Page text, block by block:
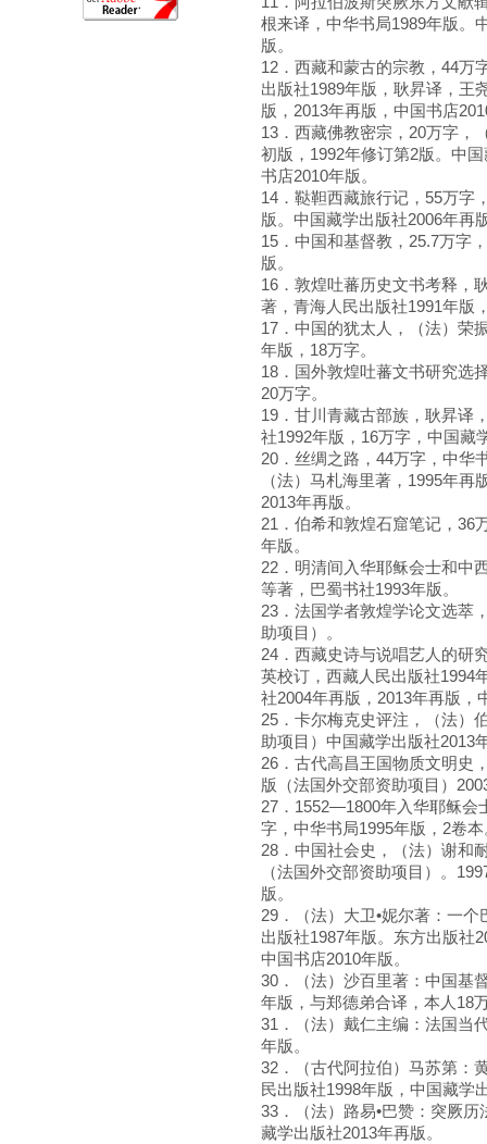
根来译，中华书局1989年版。
版。
12．西藏和蒙古的宗教，44万
出版社1989年版，耿昇译，王
版，2013年再版，中国书店
13．西藏佛教密宗，20万字，
初版，1992年修订第2版。中
书店2010年版。
14．鞑靼西藏旅行记，55万字
版。中国藏学出版社2006年再
15．中国和基督教，25.7万字
版。
16．敦煌吐蕃历史文书考释，
著，青海人民出版社1991年版
17．中国的犹太人，（法）荣
年版，18万字。
18．国外敦煌吐蕃文书研究选
20万字。
19．甘川青藏古部族，耿昇译
社1992年版，16万字，中国藏
20．丝绸之路，44万字，中华
（法）马札海里著，1995年
2013年再版。
21．伯希和敦煌石窟笔记，36
年版。
22．明清间入华耶稣会士和中
等著，巴蜀书社1993年版。
23．法国学者敦煌学论文选萃
助项目）。
24．西藏史诗与说唱艺人的研
英校订，西藏人民出版社1994
社2004年再版，2013年再版，
25．卡尔梅克史评注，（法）
助项目）中国藏学出版社2013
26．古代高昌王国物质文明史
版（法国外交部资助项目）
27．1552—1800年入华耶稣会
字，中华书局1995年版，2卷本
28．中国社会史，（法）谢和
（法国外交部资助项目）。
版。
29．（法）大卫•妮尔著：一
出版社1987年版。东方出版社
中国书店2010年版。
30．（法）沙百里著：中国基
年版，与郑德弟合译，本人18
31．（法）戴仁主编：法国当
年版。
32．（古代阿拉伯）马苏第：
民出版社1998年版，中国藏学
33．（法）路易•巴赞：突厥
藏学出版社2013年再版。